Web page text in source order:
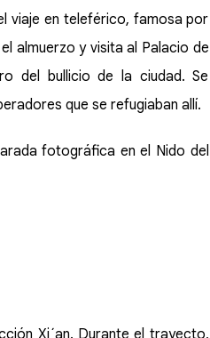
viaje en teleférico, famosa por
almuerzo y visita al Palacio de
del bullicio de la ciudad. Se
que se refugiaban allí.
fotográfica en el Nido del
Xi´an. Durante el trayecto,